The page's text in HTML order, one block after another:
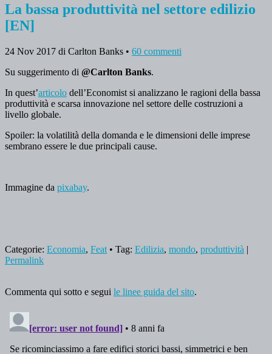
La bassa produttività nel settore edilizio
[EN]
24 Nov 2017 di Carlton Banks • 60 commenti
Su suggerimento di @Carlton Banks.
In quest’articolo dell’Economist si analizzano le ragioni della bassa
produttività e scarsa innovazione nel settore delle costruzioni a
livello globale.
Spoiler: la volatilità della domanda e le dimensioni delle imprese
sembrano essere le due principali cause.
Immagine da pixabay.
Categorie: Economia, Feat • Tag: Edilizia, mondo, produttività |
Permalink
Commenta qui sotto e segui le linee guida del sito.